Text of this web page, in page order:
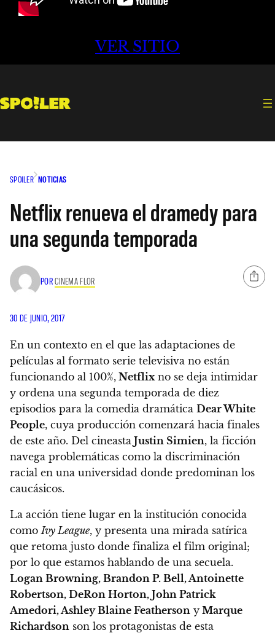
VER SITIO
SPOILER NOTICIAS
Netflix renueva el dramedy para
una segunda temporada
PORCINEMA FLOR
30 DE JUNIO, 2017
En un contexto en el que las adaptaciones de
películas al formato serie televisiva no están
funcionando al 100%, Netflix no se deja intimidar
y ordena una segunda temporada de diez
episodios para la comedia dramática Dear White
People, cuya producción comenzará hacia finales
de este año. Del cineasta Justin Simien, la ficción
navega problemáticas como la discriminación
racial en una universidad donde predominan los
caucásicos.
La acción tiene lugar en la institución conocida
como Ivy League, y presenta una mirada satírica
que retoma justo donde finaliza el film original;
por lo que estamos hablando de una secuela.
Logan Browning, Brandon P. Bell, Antoinette
Robertson, DeRon Horton, John Patrick
Amedori, Ashley Blaine Featherson y Marque
Richardson son los protagonistas de esta